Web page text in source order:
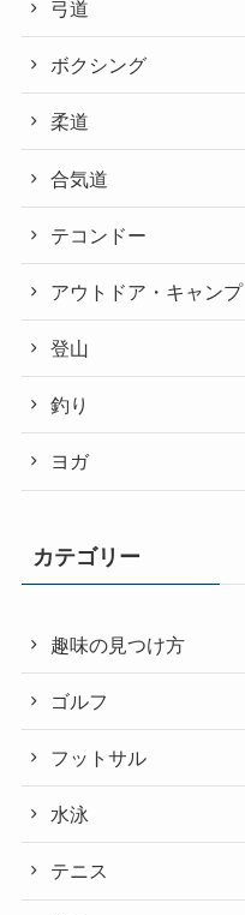
弓道
ボクシング
柔道
合気道
テコンドー
アウトドア・キャンプ
登山
釣り
ヨガ
カテゴリー
趣味の見つけ方
ゴルフ
フットサル
水泳
テニス